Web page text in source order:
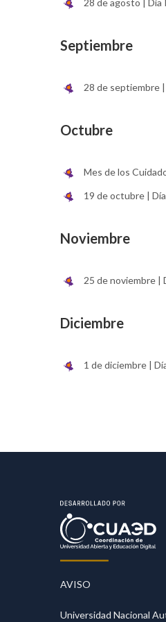
28 de agosto | Día
Septiembre
28 de septiembre
Octubre
Mes de los
19 de octubre |
Noviembre
25 de noviembre |
Diciembre
1 de diciembre |
AVISO
Universidad Nacional